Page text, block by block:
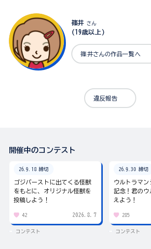
篠井 さん
(19歳以上)
篠井さんの作品一覧へ
違反報告
開催中のコンテスト
26.9.18 締切
ゴジバーストに出てくる怪獣
をもとに、オリジナル怪獣を
投稿しよう！
42 2026.8.7
コンテスト
26.9.30 締切
ウルトラマ
記念！君のウ
えよう！
285
コンテスト